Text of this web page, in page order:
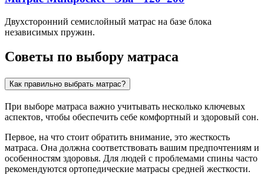
Двухсторонний семислойный матрас на базе блока
независимых пружин.
Советы по выбору матраса
Как правильно выбрать матрас?
При выборе матраса важно учитывать несколько ключевых
аспектов, чтобы обеспечить себе комфортный и здоровый сон.
Первое, на что стоит обратить внимание, это жесткость
матраса. Она должна соответствовать вашим предпочтениям и
особенностям здоровья. Для людей с проблемами спины часто
рекомендуются ортопедические матрасы средней жесткости.